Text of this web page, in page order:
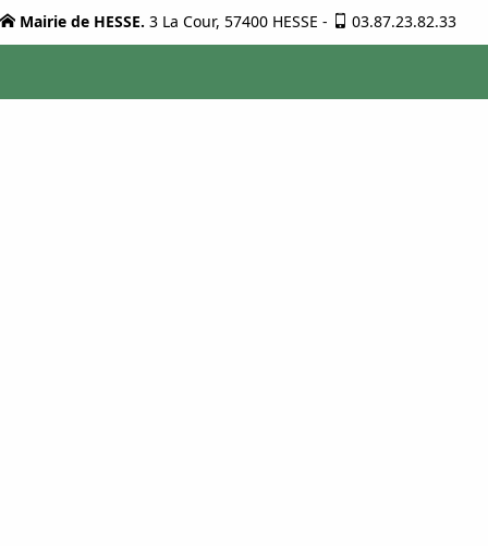
Mairie de HESSE. 3 La Cour, 57400 HESSE - 03.87.23.82.33